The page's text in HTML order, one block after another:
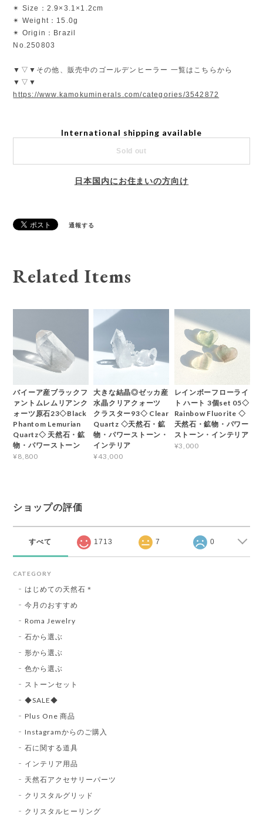
✴︎ Size：2.9×3.1×1.2cm
✴︎ Weight：15.0g
✴︎ Origin：Brazil
No.250803
▼▽▼その他、販売中のゴールデンヒーラー 一覧はこちらから
▼▽▼
https://www.kamokuminerals.com/categories/3542872
International shipping available
Sold out
日本国内にお住まいの方向け
通報する
Related Items
バイーア産ブラックフ
ァントムレムリアンク
ォーツ原石23◇Black
Phantom Lemurian
Quartz◇ 天然石・鉱
物・パワーストーン
¥8,800
大きな結晶◎ゼッカ産
水晶クリアクォーツ
クラスター93◇ Clear
Quartz ◇天然石・鉱
物・パワーストーン・
インテリア
¥43,000
レインボーフローライ
ト ハート 3個set 05◇
Rainbow Fluorite ◇
天然石・鉱物・パワー
ストーン・インテリア
¥3,000
ショップの評価
すべて 1713 7 0
CATEGORY
はじめての天然石＊
今月のおすすめ
Roma Jewelry
石から選ぶ
形から選ぶ
色から選ぶ
ストーンセット
◆SALE◆
Plus One 商品
Instagramからのご購入
石に関する道具
インテリア用品
天然石アクセサリーパーツ
クリスタルグリッド
クリスタルヒーリング